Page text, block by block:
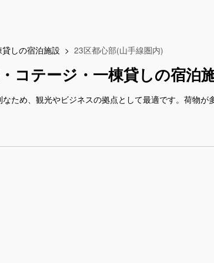
しの宿泊施設 23区都心部(山手線圏内)
コテージ・一棟貸しの宿泊
ため、観光やビジネスの拠点として最適です。荷物が